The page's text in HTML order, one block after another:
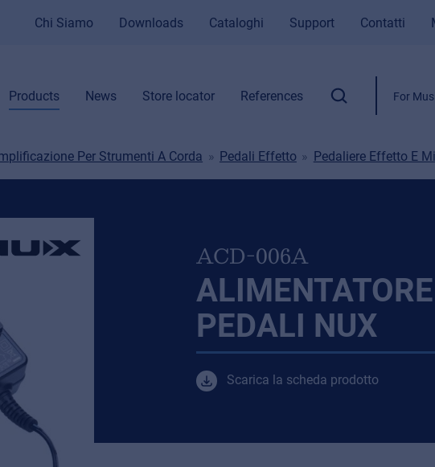
Chi Siamo Downloads Cataloghi Support Contatti
Products News Store locator References
For
Per Strumenti A Corda Pedali Effetto Pedaliere Effetto E
ACD-006A
PEDALI NUX
Scarica la scheda prodotto